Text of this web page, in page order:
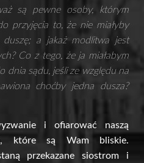
są pewne osoby, którym
przyjęcia to, że nie miałyby
a jakaż modlitwa jest
Co z tego, że ja miałabym
dnia sądu, jeśli ze względu na
choćby jedna dusza?
i ofiarować naszą
które są Wam bliskie.
przekazane siostrom i